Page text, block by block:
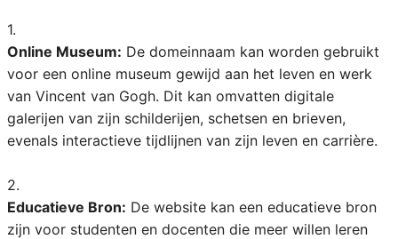
1.
Online Museum: De domeinnaam kan worden gebruikt
voor een online museum gewijd aan het leven en werk
van Vincent van Gogh. Dit kan omvatten digitale
galerijen van zijn schilderijen, schetsen en brieven,
evenals interactieve tijdlijnen van zijn leven en carrière.
2.
Educatieve Bron: De website kan een educatieve bron
zijn voor studenten en docenten die meer willen leren